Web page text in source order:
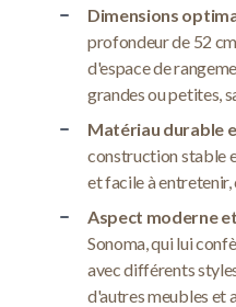
Dimensions
profondeur de 52
d'espace de
grandes ou petites,
Matériau durable
construction stable
et facile à entretenir,
Aspect moderne
Sonoma, qui lui
avec différents
d'autres meubles et